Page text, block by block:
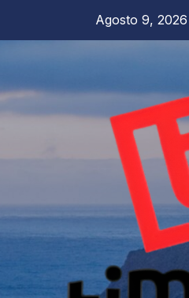
Agosto 9, 2026